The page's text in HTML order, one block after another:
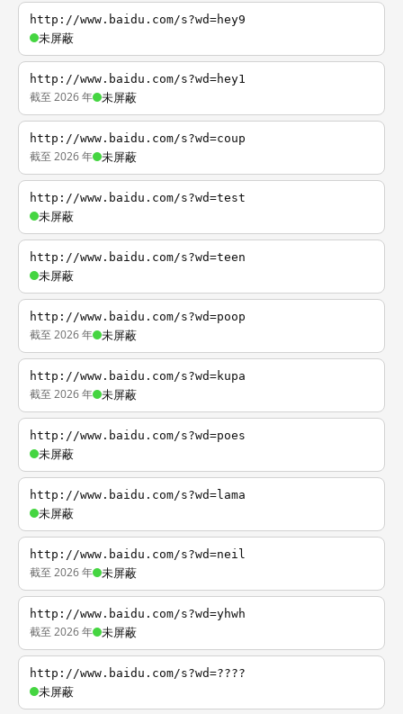
http://www.baidu.com/s?wd=hey9
未屏蔽
http://www.baidu.com/s?wd=hey1
截至 2026 年 未屏蔽
http://www.baidu.com/s?wd=coup
截至 2026 年 未屏蔽
http://www.baidu.com/s?wd=test
未屏蔽
http://www.baidu.com/s?wd=teen
未屏蔽
http://www.baidu.com/s?wd=poop
截至 2026 年 未屏蔽
http://www.baidu.com/s?wd=kupa
截至 2026 年 未屏蔽
http://www.baidu.com/s?wd=poes
未屏蔽
http://www.baidu.com/s?wd=lama
未屏蔽
http://www.baidu.com/s?wd=neil
截至 2026 年 未屏蔽
http://www.baidu.com/s?wd=yhwh
截至 2026 年 未屏蔽
http://www.baidu.com/s?wd=????
未屏蔽